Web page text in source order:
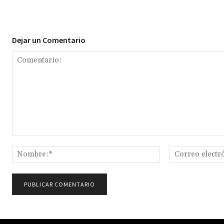
Dejar un Comentario
Nombre:*